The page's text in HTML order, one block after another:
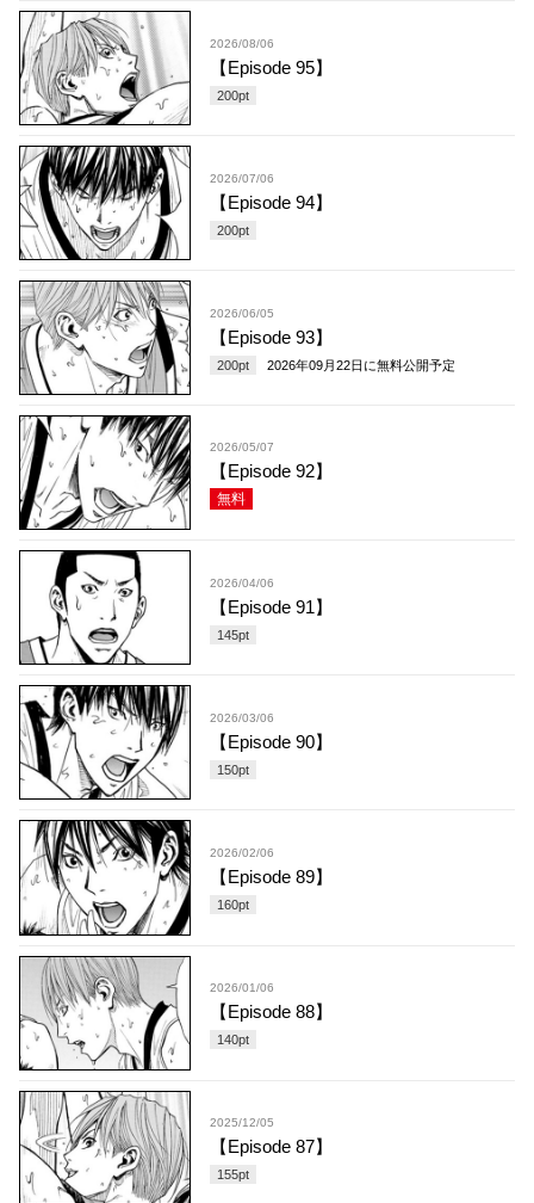
2026/08/06
【Episode 95】
200pt
2026/07/06
【Episode 94】
200pt
2026/06/05
【Episode 93】
200pt 2026年09月22日 に無料公開予定
2026/05/07
【Episode 92】
無料
2026/04/06
【Episode 91】
145pt
2026/03/06
【Episode 90】
150pt
2026/02/06
【Episode 89】
160pt
2026/01/06
【Episode 88】
140pt
2025/12/05
【Episode 87】
155pt